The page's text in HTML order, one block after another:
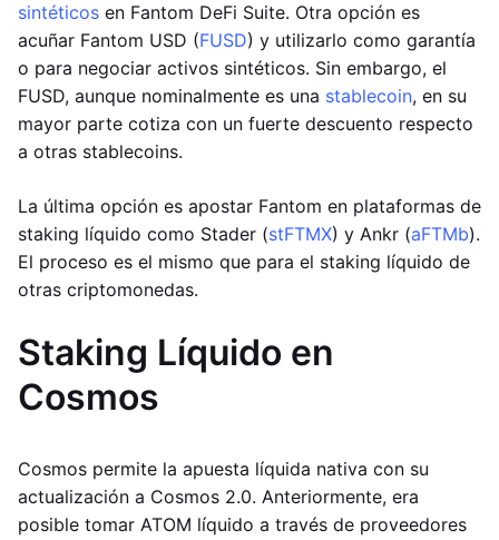
sintéticos en Fantom DeFi Suite. Otra opción es
acuñar Fantom USD (FUSD) y utilizarlo como garantía
o para negociar activos sintéticos. Sin embargo, el
FUSD, aunque nominalmente es una stablecoin, en su
mayor parte cotiza con un fuerte descuento respecto
a otras stablecoins.
La última opción es apostar Fantom en plataformas de
staking líquido como Stader (stFTMX) y Ankr (aFTMb).
El proceso es el mismo que para el staking líquido de
otras criptomonedas.
Staking Líquido en
Cosmos
Cosmos permite la apuesta líquida nativa con su
actualización a Cosmos 2.0. Anteriormente, era
posible tomar ATOM líquido a través de proveedores